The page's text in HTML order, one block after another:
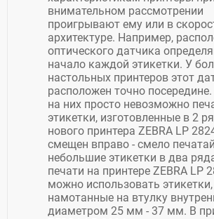
внимательном рассмотрении
проигрывают ему или в
архитектуре. Например,
оптического датчика
начало каждой этикетки. У
настольных принтеров этот
расположен точно
на них просто невозможно
этикетки, изготовленные в 2
нового принтера ZEBRA LP
смещен вправо - смело
небольшие этикетки в два
печати на принтере ZEBRA LP
можно использовать этикетки,
намотанные на втулку
диаметром 25 мм - 37 мм. В